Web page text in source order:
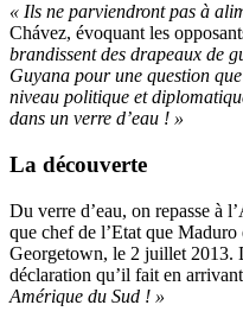
« Ils ne parviendront pas à
Chávez, évoquant les
brandissent des drapeaux de
Guyana pour une question
niveau politique et
dans un verre d’eau ! »
La découverte
Du verre d’eau, on repasse à
que chef de l’Etat que
Georgetown, le 2 juillet 2013.
déclaration qu’il fait en
Amérique du Sud ! »